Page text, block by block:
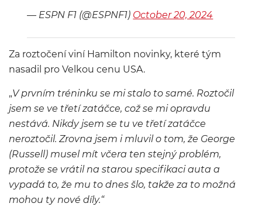
— ESPN F1 (@ESPNF1) October 20, 2024
Za roztočení viní Hamilton novinky, které tým
nasadil pro Velkou cenu USA.
„V prvním tréninku se mi stalo to samé. Roztočil
jsem se ve třetí zatáčce, což se mi opravdu
nestává. Nikdy jsem se tu ve třetí zatáčce
neroztočil. Zrovna jsem i mluvil o tom, že George
(Russell) musel mít včera ten stejný problém,
protože se vrátil na starou specifikaci auta a
vypadá to, že mu to dnes šlo, takže za to možná
mohou ty nové díly.“